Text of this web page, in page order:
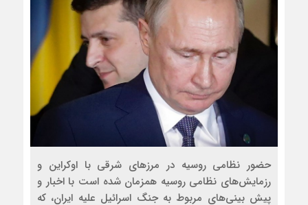
حضور نظامی روسیه در مرز‌های شرقی با اوکراین و
رزمایش‌های نظامی روسیه همزمان شده است با اخبار و
پیش بینی‌های مربوط به جنگ اسرائیل علیه ایران، که